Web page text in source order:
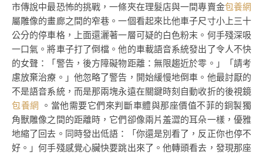
市傳說中最恐怖的挑戰，一條夾在理髮店與一間專賣金包養網
屬雕像的畫廊之間的窄巷。一個看起來比他車子尺寸小上三十
公分的停車格，上面還灑著一層可疑的白色粉末。何手殘深吸
一口氣。將車子打了倒檔。他的車載語音系統發出了令人不快
的女聲：「警告，後方障礙物距離：無限趨近於零。」「請考
慮放棄治療。」他忽略了警告，開始緩慢地倒車。他最討厭的
不是語音系統，而是那兩塊永遠在關鍵時刻自動收折的後視鏡
包養網 。當他需要它們來判斷車體與那座價值不菲的銅製獨
角獸雕像之間的距離時，它們卻像兩片羞澀的耳朵一樣，優雅
地縮了回去。同時發出低語：「你還是別看了，反正你也停不
好。」何手殘感覺心臟快要跳出來了。他轉頭看去，發現那座